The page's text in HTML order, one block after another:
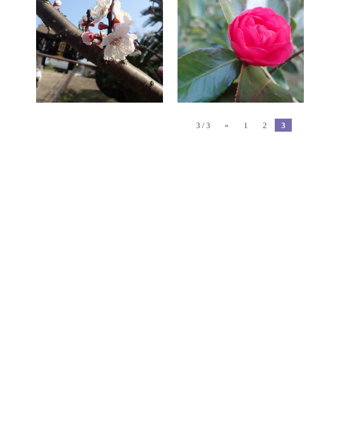
3 / 3 « 1 2 3